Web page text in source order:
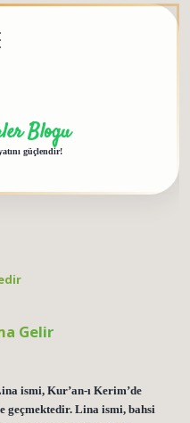
Blogu
güçlendir!
Gelir
ismi, Kur’an-ı Kerim’de
geçmektedir. Lina ismi, bahsi